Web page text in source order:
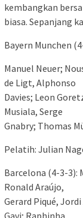
kembangkan
biasa. Sepanjang
Bayern Munchen
Manuel Neuer;
de Ligt, Alphonso
Davies; Leon
Musiala, Serge
Gnabry; Thomas
Pelatih: Julian
Barcelona (4-3-3):
Ronald Araújo,
Gerard Piqué,
Gavi; Raphinha,